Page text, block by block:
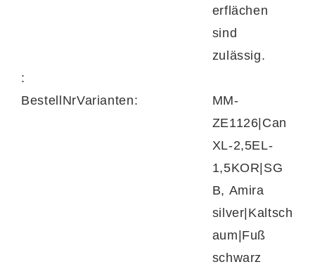
erflächen
sind
zulässig.
:
BestellNrVarianten:
MM-
ZE1126|Can
XL-2,5EL-
1,5KOR|SG
B, Amira
silver|Kaltsch
aum|Fuß
schwarz